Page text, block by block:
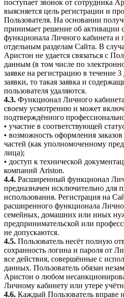
поступает звонок от сотрудника
выясняется цель регистрации и
Пользователя. На основании
принимает решение об активации
функционала Личного кабинета и
отдельным разделам Сайта. В
Аристон не удается связаться с
данным (в том числе по
заявке на регистрацию в течение
заявки, то такая заявка и
пользователя удаляются.
4.3. Функционал Личного
своему усмотрению и может
подтверждённого
• участие в соответствующей
• возможность оформления
частей (как уполномоченному
лица);
• доступ к технической
компаний Ariston.
4.4. Расширенный функционал
предназначен исключительно для
использования. Регистрация на
расширенного функционала
семейных, домашних или иных
предпринимательской или
не допускаются.
4.5. Пользователь несёт полную
сохранность логина и пароля от
все действия, совершённые с
данных. Пользователь обязан
Аристон о любом
Личному кабинету или утере
4.6. Каждый Пользователь вправе